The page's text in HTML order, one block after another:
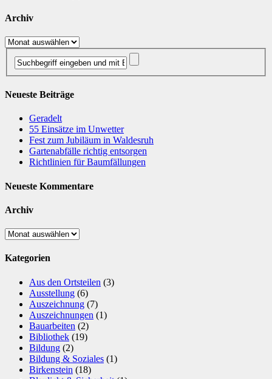
Archiv
Archiv
Neueste Beiträge
Geradelt
​55 Einsätze im Unwetter
Fest zum Jubiläum in Waldesruh
Gartenabfälle richtig entsorgen
Richtlinien für Baumfällungen
Neueste Kommentare
Archiv
Archiv
Kategorien
Aus den Ortsteilen (3)
Ausstellung (6)
Auszeichnung (7)
Auszeichnungen (1)
Bauarbeiten (2)
Bibliothek (19)
Bildung (2)
Bildung & Soziales (1)
Birkenstein (18)